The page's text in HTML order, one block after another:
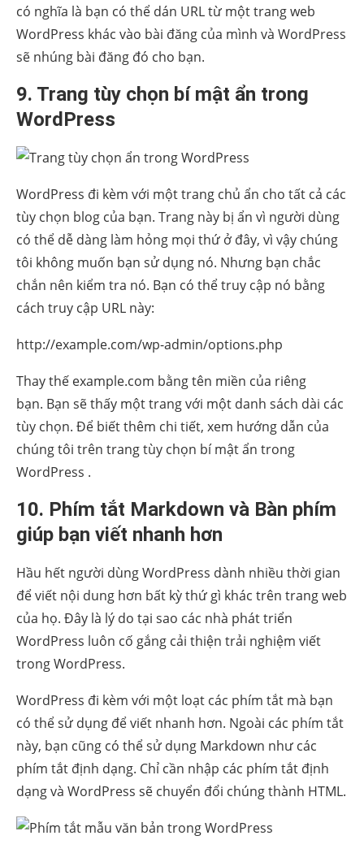
có nghĩa là bạn có thể dán URL từ một trang web
WordPress khác vào bài đăng của mình và WordPress
sẽ nhúng bài đăng đó cho bạn.
9. Trang tùy chọn bí mật ẩn trong
WordPress
WordPress đi kèm với một trang chủ ẩn cho tất cả các
tùy chọn blog của bạn. Trang này bị ẩn vì người dùng
có thể dễ dàng làm hỏng mọi thứ ở đây, vì vậy chúng
tôi không muốn bạn sử dụng nó. Nhưng bạn chắc
chắn nên kiểm tra nó. Bạn có thể truy cập nó bằng
cách truy cập URL này:
http://example.com/wp-admin/options.php
Thay thế example.com bằng tên miền của riêng
bạn. Bạn sẽ thấy một trang với một danh sách dài các
tùy chọn. Để biết thêm chi tiết, xem hướng dẫn của
chúng tôi trên trang tùy chọn bí mật ẩn trong
WordPress .
10. Phím tắt Markdown và Bàn phím
giúp bạn viết nhanh hơn
Hầu hết người dùng WordPress dành nhiều thời gian
để viết nội dung hơn bất kỳ thứ gì khác trên trang web
của họ. Đây là lý do tại sao các nhà phát triển
WordPress luôn cố gắng cải thiện trải nghiệm viết
trong WordPress.
WordPress đi kèm với một loạt các phím tắt mà bạn
có thể sử dụng để viết nhanh hơn. Ngoài các phím tắt
này, bạn cũng có thể sử dụng Markdown như các
phím tắt định dạng. Chỉ cần nhập các phím tắt định
dạng và WordPress sẽ chuyển đổi chúng thành HTML.